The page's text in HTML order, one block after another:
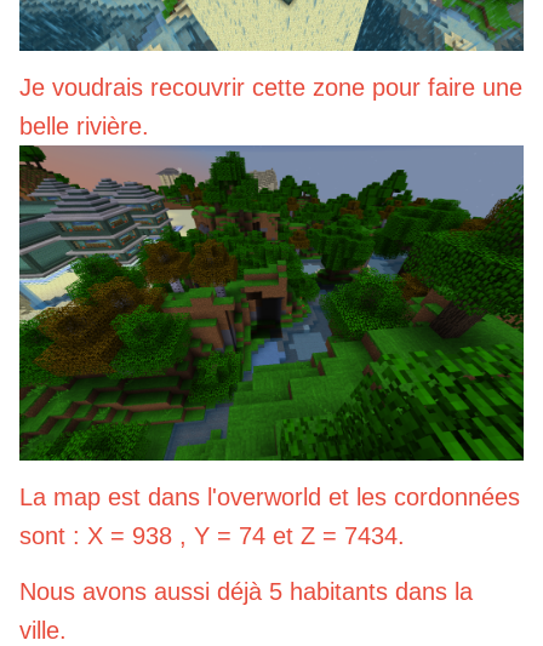
Je voudrais recouvrir cette zone pour faire une
belle rivière.
La map est dans l'overworld et les cordonnées
sont : X = 938 , Y = 74 et Z = 7434.
Nous avons aussi déjà 5 habitants dans la
ville.